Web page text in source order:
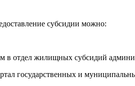
субсидии можно:
в отдел жилищных субсидий
государственных и